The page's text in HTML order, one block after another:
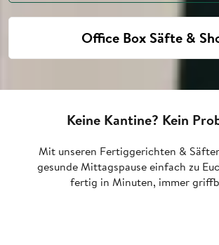
Office Box Säfte &
Keine Kantine? Kein
Mit unseren Fertiggerichten &
gesunde Mittagspause einfach zu
fertig in Minuten, immer